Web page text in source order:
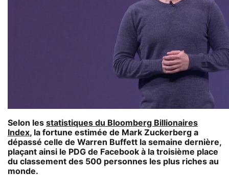
Selon les statistiques du Bloomberg Billionaires
Index, la fortune estimée de Mark Zuckerberg a
dépassé celle de Warren Buffett la semaine dernière,
plaçant ainsi le PDG de Facebook à la troisième place
du classement des 500 personnes les plus riches au
monde.